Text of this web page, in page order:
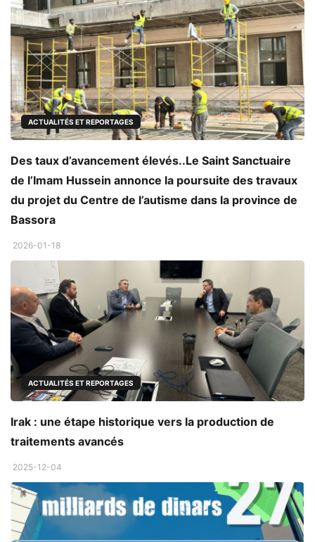
ACTUALITÉS ET REPORTAGES
Des taux d’avancement élevés..Le Saint Sanctuaire
de l’Imam Hussein annonce la poursuite des travaux
du projet du Centre de l’autisme dans la province de
Bassora
2026-01-18
ACTUALITÉS ET REPORTAGES
Irak : une étape historique vers la production de
traitements avancés
2025-12-04